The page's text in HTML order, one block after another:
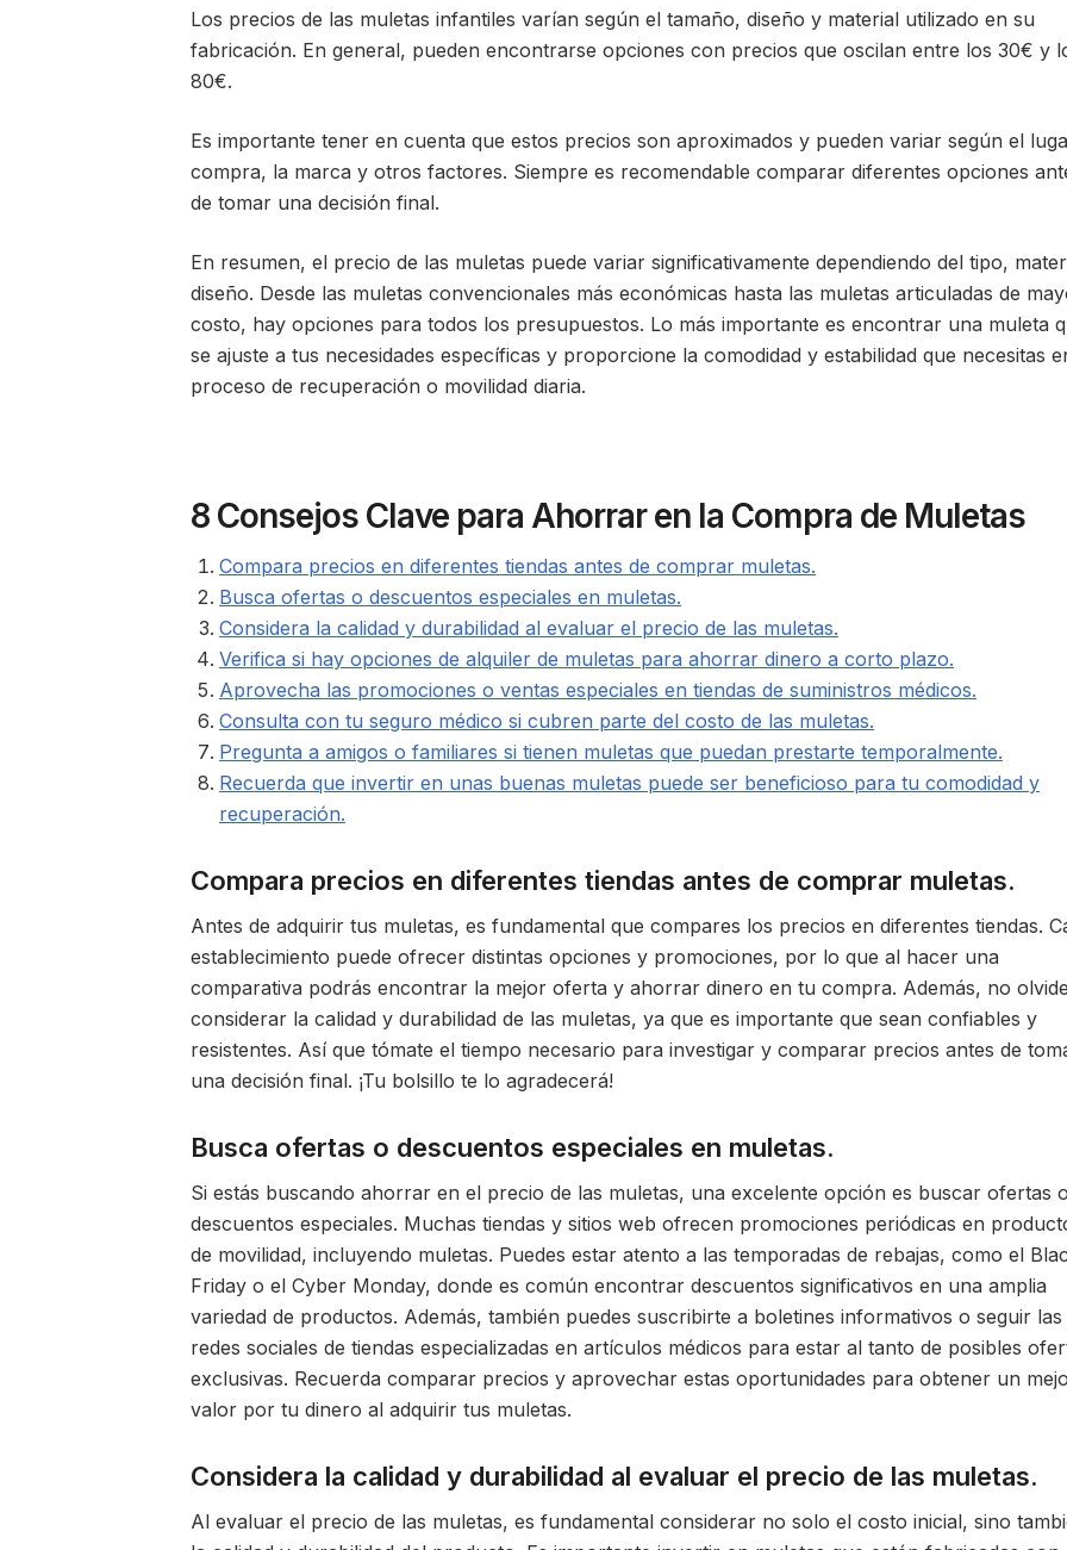
Los precios de las muletas infantiles varían según el tamaño, diseño y material utilizado en su
fabricación. En general, pueden encontrarse opciones con precios que oscilan entre los 30€ y
80€.
Es importante tener en cuenta que estos precios son aproximados y pueden variar según el
compra, la marca y otros factores. Siempre es recomendable comparar diferentes opciones
de tomar una decisión final.
En resumen, el precio de las muletas puede variar significativamente dependiendo del tipo,
diseño. Desde las muletas convencionales más económicas hasta las muletas articuladas de
costo, hay opciones para todos los presupuestos. Lo más importante es encontrar una muleta
se ajuste a tus necesidades específicas y proporcione la comodidad y estabilidad que necesitas
proceso de recuperación o movilidad diaria.
8 Consejos Clave para Ahorrar en la Compra de Muletas
Compara precios en diferentes tiendas antes de comprar muletas.
Busca ofertas o descuentos especiales en muletas.
Considera la calidad y durabilidad al evaluar el precio de las muletas.
Verifica si hay opciones de alquiler de muletas para ahorrar dinero a corto plazo.
Aprovecha las promociones o ventas especiales en tiendas de suministros médicos.
Consulta con tu seguro médico si cubren parte del costo de las muletas.
Pregunta a amigos o familiares si tienen muletas que puedan prestarte temporalmente.
Recuerda que invertir en unas buenas muletas puede ser beneficioso para tu comodidad y
recuperación.
Compara precios en diferentes tiendas antes de comprar muletas.
Antes de adquirir tus muletas, es fundamental que compares los precios en diferentes tiendas.
establecimiento puede ofrecer distintas opciones y promociones, por lo que al hacer una
comparativa podrás encontrar la mejor oferta y ahorrar dinero en tu compra. Además, no
considerar la calidad y durabilidad de las muletas, ya que es importante que sean confiables y
resistentes. Así que tómate el tiempo necesario para investigar y comparar precios antes de
una decisión final. ¡Tu bolsillo te lo agradecerá!
Busca ofertas o descuentos especiales en muletas.
Si estás buscando ahorrar en el precio de las muletas, una excelente opción es buscar ofertas
descuentos especiales. Muchas tiendas y sitios web ofrecen promociones periódicas en
de movilidad, incluyendo muletas. Puedes estar atento a las temporadas de rebajas, como el
Friday o el Cyber Monday, donde es común encontrar descuentos significativos en una amplia
variedad de productos. Además, también puedes suscribirte a boletines informativos o seguir las
redes sociales de tiendas especializadas en artículos médicos para estar al tanto de posibles
exclusivas. Recuerda comparar precios y aprovechar estas oportunidades para obtener un
valor por tu dinero al adquirir tus muletas.
Considera la calidad y durabilidad al evaluar el precio de las muletas.
Al evaluar el precio de las muletas, es fundamental considerar no solo el costo inicial, sino